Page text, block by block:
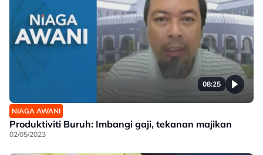
08:25
NIAGA AWANI
Produktiviti Buruh: Imbangi gaji, tekanan majikan
02/05/2023